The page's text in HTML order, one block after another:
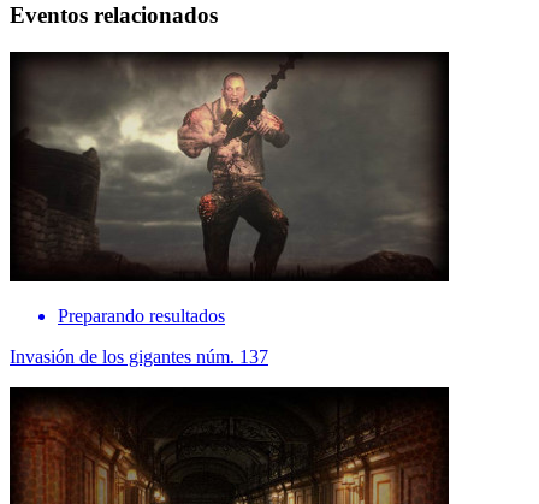
Eventos relacionados
Preparando resultados
Invasión de los gigantes núm. 137